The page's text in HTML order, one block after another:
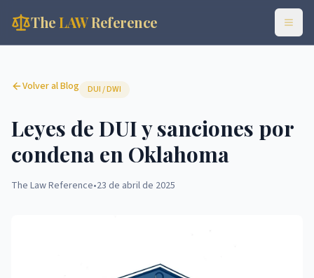
TheLAWReference
Volver al Blog DUI / DWI
Leyes de DUI y sanciones por
condena en Oklahoma
The Law Reference•23 de abril de 2025